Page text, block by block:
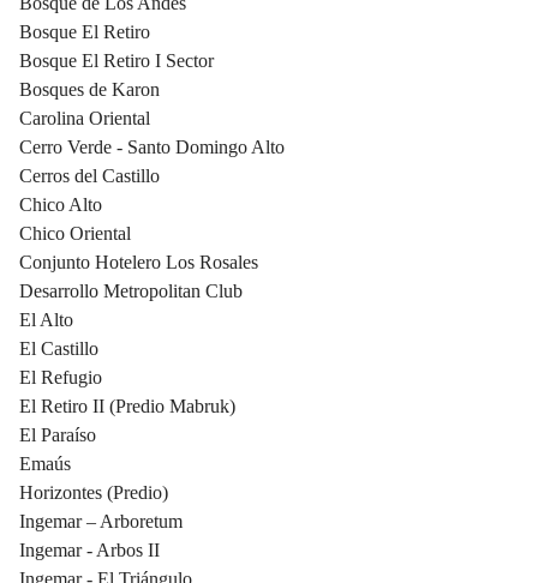
Bosque El Retiro
Bosque El Retiro I Sector
Bosques de Karon
Carolina Oriental
Cerro Verde - Santo Domingo Alto
Cerros del Castillo
Chico Alto
Chico Oriental
Conjunto Hotelero Los Rosales
Desarrollo Metropolitan Club
El Alto
El Castillo
El Refugio
El Retiro II (Predio Mabruk)
El Paraíso
Emaús
Horizontes (Predio)
Ingemar – Arboretum
Ingemar - Arbos II
Ingemar - El Triángulo